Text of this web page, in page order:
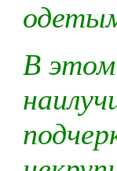
В этом